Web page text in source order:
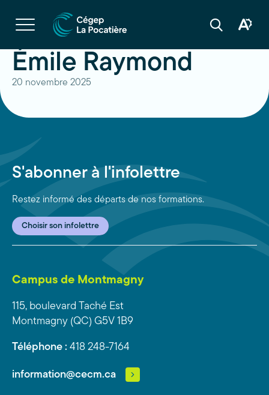
Ouvrir
la
navigation
site
Ouvrir
Ouvrir
Émile Raymond
20 novembre 2025
S'abonner à l'infolettre
Restez informé des départs de nos formations.
Choisir son infolettre
Campus de Montmagny
115, boulevard Taché Est
Montmagny (QC) G5V 1B9
Téléphone : 418 248-7164
information@cecm.ca